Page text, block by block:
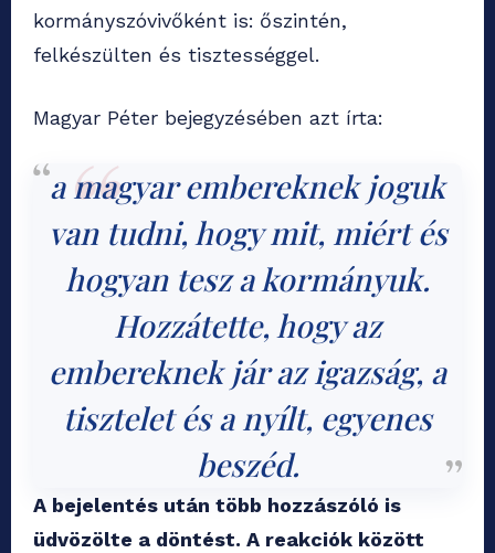
kormányszóvivőként is: őszintén,
felkészülten és tisztességgel.
Magyar Péter bejegyzésében azt írta:
a magyar embereknek joguk
van tudni, hogy mit, miért és
hogyan tesz a kormányuk.
Hozzátette, hogy az
embereknek jár az igazság, a
tisztelet és a nyílt, egyenes
beszéd.
A bejelentés után több hozzászóló is
üdvözölte a döntést. A reakciók között